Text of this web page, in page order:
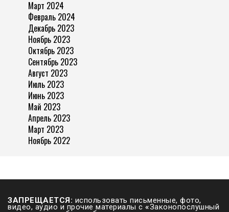
Март 2024
Февраль 2024
Декабрь 2023
Ноябрь 2023
Октябрь 2023
Сентябрь 2023
Август 2023
Июль 2023
Июнь 2023
Май 2023
Апрель 2023
Март 2023
Ноябрь 2022
ЗАПРЕЩАЕТСЯ: использовать письменные, фото,
видео, аудио и прочие материалы с «Законопослушный